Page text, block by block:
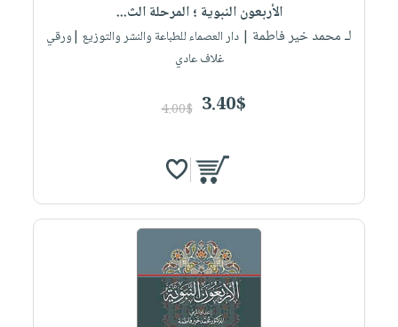
الأربعون النبوية ؛ المرحلة الث...
لـ محمد خير فاطمة | دار العصماء للطباعة والنشر والتوزيع |ورقي
غلاف عادي
3.40$
4.00$